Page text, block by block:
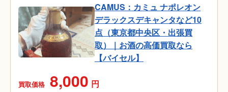
CAMUS：カミュ ナポレオン
デラックスデキャンタなど10
点（東京都中央区・出張買
取）｜お酒の高価買取なら
【バイセル】
買取価格 8,000 円